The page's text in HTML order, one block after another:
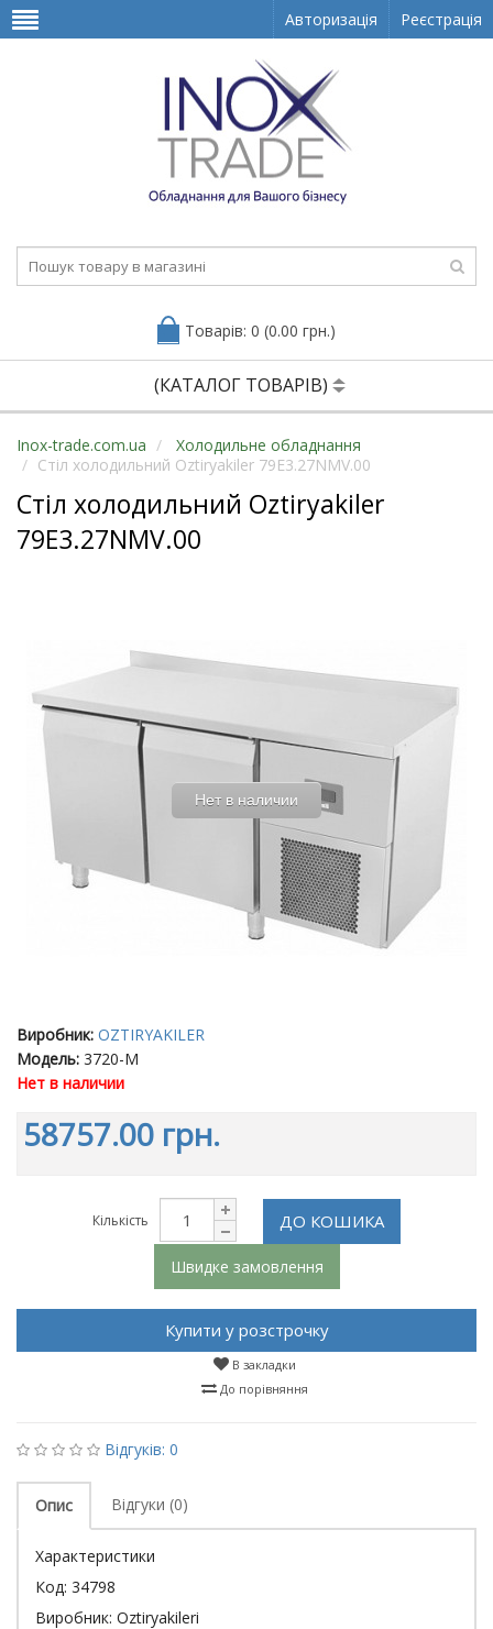
Авторизація Реєстрація
Товарів: 0 (0.00 грн.)
(КАТАЛОГ ТОВАРІВ)
Inox-trade.com.ua
Холодильне обладнання
Стіл холодильний Oztiryakiler 79E3.27NMV.00
Стіл холодильний Oztiryakiler
79E3.27NMV.00
Нет в наличии
Виробник: OZTIRYAKILER
Модель: 3720-M
Нет в наличии
58757.00 грн.
Кількість ДО КОШИКА
Швидке замовлення
Купити у розстрочку
В закладки
До порівняння
Відгуків: 0
Опис Відгуки (0)
Характеристики
Код: 34798
Виробник: Oztiryakileri